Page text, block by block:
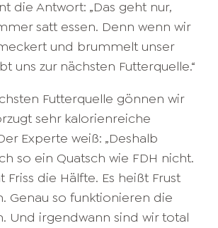
die Antwort: „Das geht nur,
satt essen. Denn wenn wir
und brummelt unser
uns zur nächsten Futterquelle.“
Futterquelle gönnen wir
sehr kalorienreiche
Experte weiß: „Deshalb
so ein Quatsch wie FDH nicht.
Friss die Hälfte. Es heißt Frust
Genau so funktionieren die
Und irgendwann sind wir total